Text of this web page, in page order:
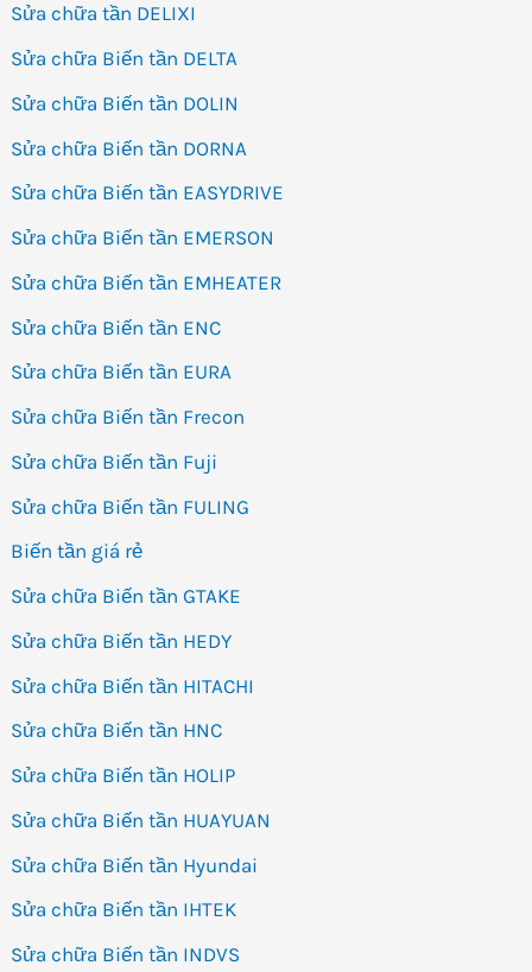
Sửa chữa tần DELIXI
Sửa chữa Biến tần DELTA
Sửa chữa Biến tần DOLIN
Sửa chữa Biến tần DORNA
Sửa chữa Biến tần EASYDRIVE
Sửa chữa Biến tần EMERSON
Sửa chữa Biến tần EMHEATER
Sửa chữa Biến tần ENC
Sửa chữa Biến tần EURA
Sửa chữa Biến tần Frecon
Sửa chữa Biến tần Fuji
Sửa chữa Biến tần FULING
Biến tần giá rẻ
Sửa chữa Biến tần GTAKE
Sửa chữa Biến tần HEDY
Sửa chữa Biến tần HITACHI
Sửa chữa Biến tần HNC
Sửa chữa Biến tần HOLIP
Sửa chữa Biến tần HUAYUAN
Sửa chữa Biến tần Hyundai
Sửa chữa Biến tần IHTEK
Sửa chữa Biến tần INDVS